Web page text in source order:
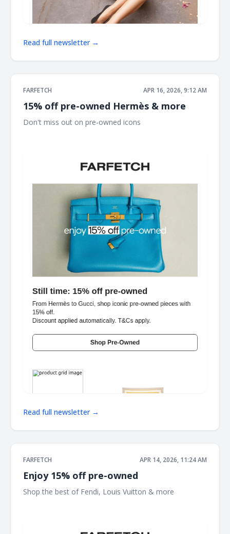
Read full newsletter →
FARFETCH APR 16, 2026, 9:12 AM
15% off pre-owned Hermès & more
Don't miss out on pre-owned icons ‌ ‌ ‌ ‌ ‌ ‌ ‌ ‌ ‌ ‌ ‌ ‌ ‌ ‌ ‌ ‌ ‌ ‌ ‌ ‌ ‌ ‌ ‌ ‌ ‌ ‌ ‌ ‌ ‌ ‌ ‌ ‌
Read full newsletter →
FARFETCH APR 14, 2026, 11:24 AM
Enjoy 15% off pre-owned
Shop the best of Fendi,‌ Louis Vuitton & more ‌ ‌ ‌ ‌ ‌ ‌ ‌ ‌ ‌ ‌ ‌ ‌ ‌ ‌ ‌ ‌